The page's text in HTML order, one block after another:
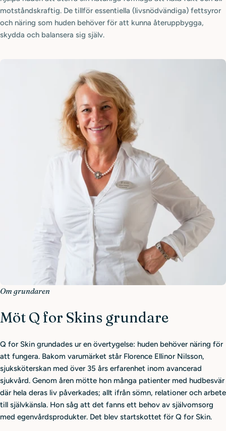
motståndskraftig. De tillför essentiella (livsnödvändiga) fettsyror
och näring som huden behöver för att kunna återuppbygga,
skydda och balansera sig själv.
Om grundaren
Möt Q for Skins grundare
Q for Skin grundades ur en övertygelse: huden behöver näring för
att fungera. Bakom varumärket står Florence Ellinor Nilsson,
sjuksköterskan med över 35 års erfarenhet inom avancerad
sjukvård. Genom åren mötte hon många patienter med hudbesvär
där hela deras liv påverkades; allt ifrån sömn, relationer och arbete
till självkänsla. Hon såg att det fanns ett behov av självomsorg
med egenvårdsprodukter. Det blev startskottet för Q for Skin.